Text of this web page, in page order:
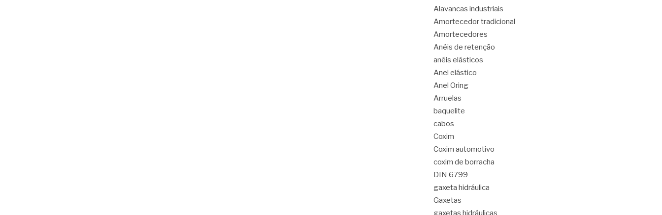
Alavancas industriais
Amortecedor tradicional
Amortecedores
Anéis de retenção
anéis elásticos
Anel elástico
Anel Oring
Arruelas
baquelite
cabos
Coxim
Coxim automotivo
coxim de borracha
DIN 6799
gaxeta hidráulica
Gaxetas
gaxetas hidráulicas